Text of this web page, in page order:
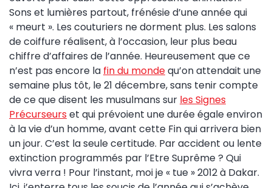
Sons et lumières partout, frénésie d’une année qui
« meurt ». Les couturiers ne dorment plus. Les salons
de coiffure réalisent, à l’occasion, leur plus beau
chiffre d’affaires de l’année. Heureusement que ce
n’est pas encore la fin du mondequ’on attendait une
semaine plus tôt, le 21 décembre, sans tenir compte
de ce que disent les musulmans sur les Signes
Précurseurset qui prévoient une durée égale environ
à la vie d’un homme, avant cette Fin qui arrivera bien
un jour. C’est la seule certitude. Par accident ou lente
extinction programmés par l’Etre Suprême ? Qui
vivra verra ! Pour l’instant, moi je « tue » 2012 à Dakar.